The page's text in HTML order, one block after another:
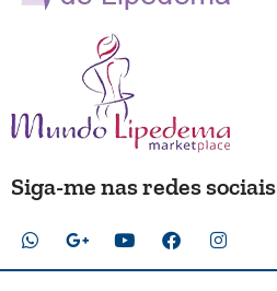
Siga-me nas redes sociais